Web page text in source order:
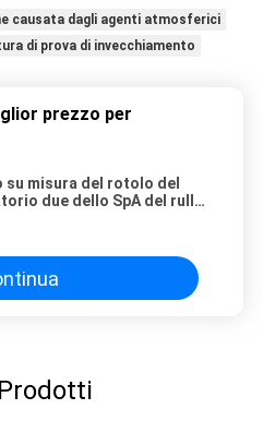
causata dagli agenti atmosferici
di prova di invecchiamento
prezzo per
su misura del rotolo del
due dello SpA del rullo